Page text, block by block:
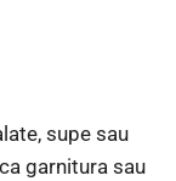
supe sau
garnitura sau